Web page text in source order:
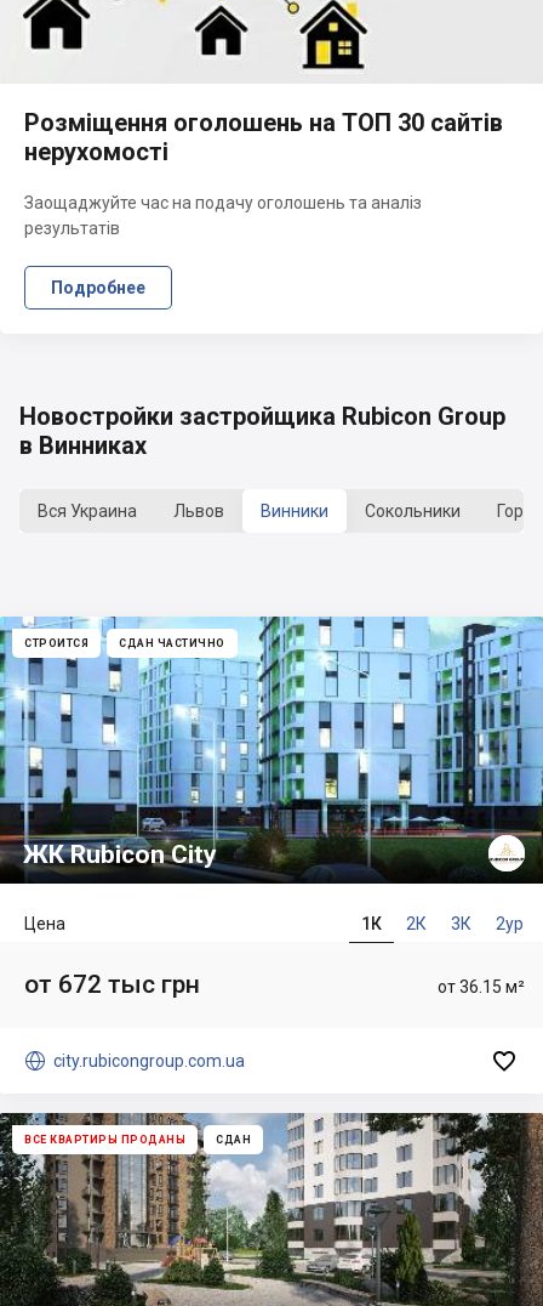
Розміщення оголошень на ТОП 30 сайтів
нерухомості
Заощаджуйте час на подачу оголошень та аналіз
результатів
Подробнее
Новостройки застройщика Rubicon Group
в Винниках
Вся Украина Львов Винники Сокольники
СТРОИТСЯ СДАН ЧАСТИЧНО
ЖК Rubicon City
1К 2К 3К 2ур
Цена
от 36.15 м²
от 672 тыс грн
 city.rubicongroup.com.ua 
ВСЕ КВАРТИРЫ ПРОДАНЫ СДАН